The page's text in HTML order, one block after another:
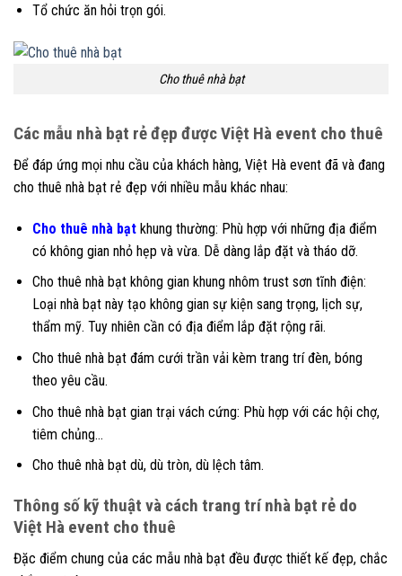
Tổ chức ăn hỏi trọn gói.
Cho thuê nhà bạt
Các mẫu nhà bạt rẻ đẹp được Việt Hà event cho thuê
Để đáp ứng mọi nhu cầu của khách hàng, Việt Hà event đã và đang
cho thuê nhà bạt rẻ đẹp với nhiều mẫu khác nhau:
Cho thuê nhà bạtkhung thường: Phù hợp với những địa điểm
có không gian nhỏ hẹp và vừa. Dễ dàng lắp đặt và tháo dỡ.
Cho thuê nhà bạt không gian khung nhôm trust sơn tĩnh điện:
Loại nhà bạt này tạo không gian sự kiện sang trọng, lịch sự,
thẩm mỹ. Tuy nhiên cần có địa điểm lắp đặt rộng rãi.
Cho thuê nhà bạt đám cưới trần vải kèm trang trí đèn, bóng
theo yêu cầu.
Cho thuê nhà bạt gian trại vách cứng: Phù hợp với các hội chợ,
tiêm chủng…
Cho thuê nhà bạt dù, dù tròn, dù lệch tâm.
Thông số kỹ thuật và cách trang trí nhà bạt rẻ do
Việt Hà event cho thuê
Đặc điểm chung của các mẫu nhà bạt đều được thiết kế đẹp, chắc